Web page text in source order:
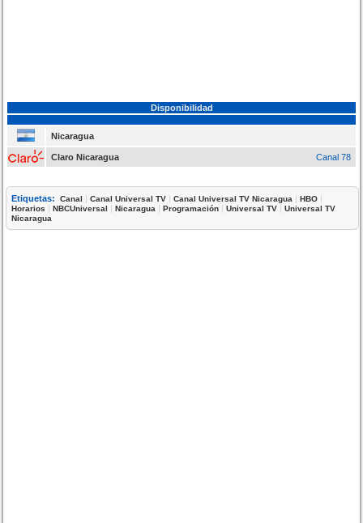
Disponibilidad
Nicaragua
Claro Nicaragua Canal 78
Etiquetas: Canal |Canal Universal TV |Canal Universal TV Nicaragua |HBO |
Horarios |NBCUniversal |Nicaragua |Programación |Universal TV |Universal TV
Nicaragua